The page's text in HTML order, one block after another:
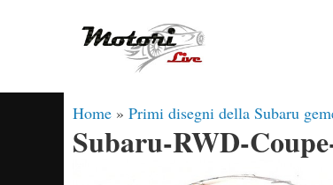
Home » Primi disegni della Subaru
Subaru-RWD-